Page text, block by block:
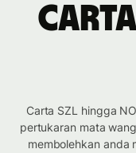
Carta
Carta SZL hingga
pertukaran mata
membolehkan anda